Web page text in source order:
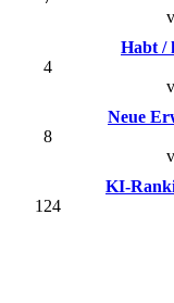
4
Habt /
8
Neue
124
KI-